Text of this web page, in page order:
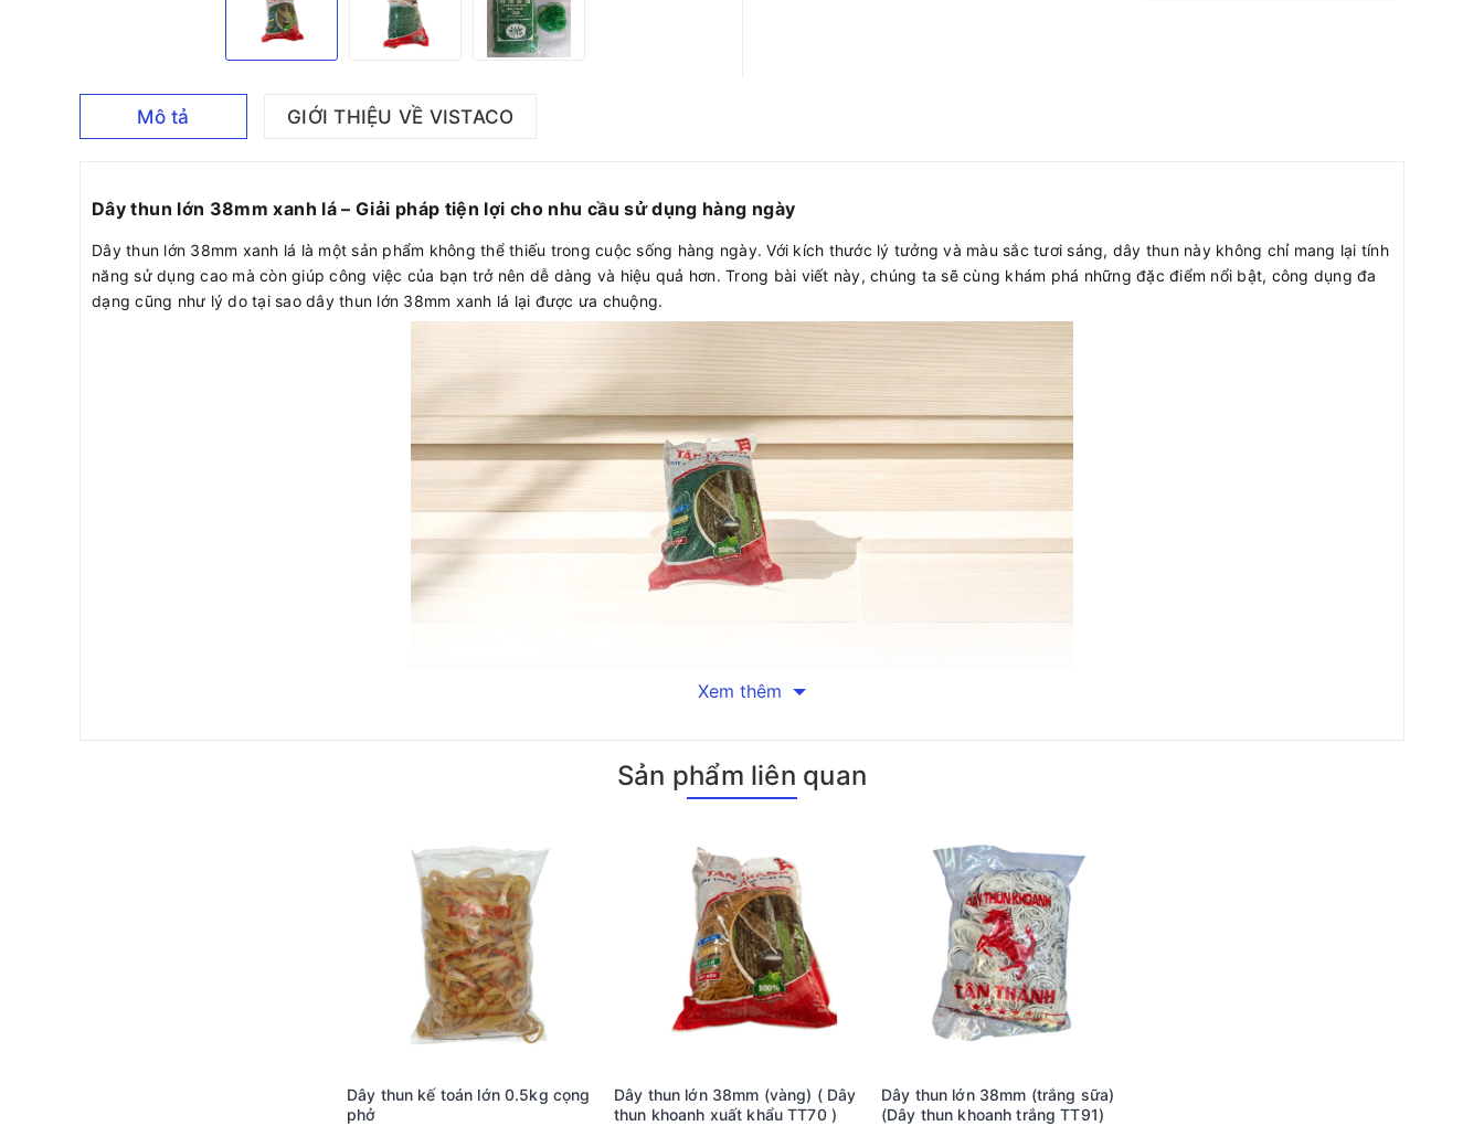
Mô tả GIỚI THIỆU VỀ VISTACO
Dây thun lớn 38mm xanh lá – Giải pháp tiện lợi cho nhu cầu sử dụng hàng ngày
Dây thun lớn 38mm xanh lá là một sản phẩm không thể thiếu trong cuộc sống hàng ngày. Với kích thước lý tưởng và màu sắc tươi sáng, dây thun này không chỉ mang lại tính
năng sử dụng cao mà còn giúp công việc của bạn trở nên dễ dàng và hiệu quả hơn. Trong bài viết này, chúng ta sẽ cùng khám phá những đặc điểm nổi bật, công dụng đa
dạng cũng như lý do tại sao dây thun lớn 38mm xanh lá lại được ưa chuộng.
mục đích sử dụng khác nhau, từ việc cột hàng hóa đến tổ chức đồ đạc trong gia đình hay văn phòng. Màu xanh lá tươi mát không chỉ tạo cảm giác dễ chịu mà còn giúp sản
năng dẻo dai tuyệt vời. Nhờ đó, dây thun có thể kéo dài mà không bị đứt, giúp bạn yên tâm khi sử dụng cho các công việc cần sự chắc chắn như cột tiền hay giữ chặt hàng
hóa. Đặc biệt, với khả năng chịu lực tốt, dây thun này có thể đáp ứng nhu cầu sử dụng trong nhiều tình huống khác nhau mà vẫn đảm bảo an toàn cho vật dụng.
Kích thước 38mm cũng là một yếu tố quan trọng khiến sản phẩm trở thành lựa chọn hàng đầu của nhiều người tiêu dùng. Kích thước này vừa đủ để cột chặt các vật dụng
mà không gây khó khăn khi thao tác. Hơn nữa, trọng lượng nhẹ của dây thun giúp bạn dễ dàng vận chuyển và bảo quản mà không tốn quá nhiều diện tích.
Công dụng đa dạng của dây thun lớn 38mm xanh lá
Dây thun lớn 38mm xanh lá có tính ứng dụng cao trong nhiều lĩnh vực khác nhau:
Trong gia đình: Dây thun thường được sử dụng để cột tiền hoặc hàng hóa một cách gọn gàng. Bạn có thể dễ dàng tổ chức đồ đạc bằng cách sử dụng dây thun để giữ
Trong công nghiệp và thương mại: Dây thun lớn 38mm xanh lá đóng vai trò quan trọng trong kho bãi, giúp cố định hàng hóa khi vận chuyển hoặc lưu trữ. Sự chắc chắn và
Xem thêm
Sản phẩm liên quan
Dây thun kế toán lớn 0.5kg cọng
phở
Dây thun lớn 38mm (vàng) ( Dây
thun khoanh xuất khẩu TT70 )
Dây thun lớn 38mm (trắng sữa)
(Dây thun khoanh trắng TT91)